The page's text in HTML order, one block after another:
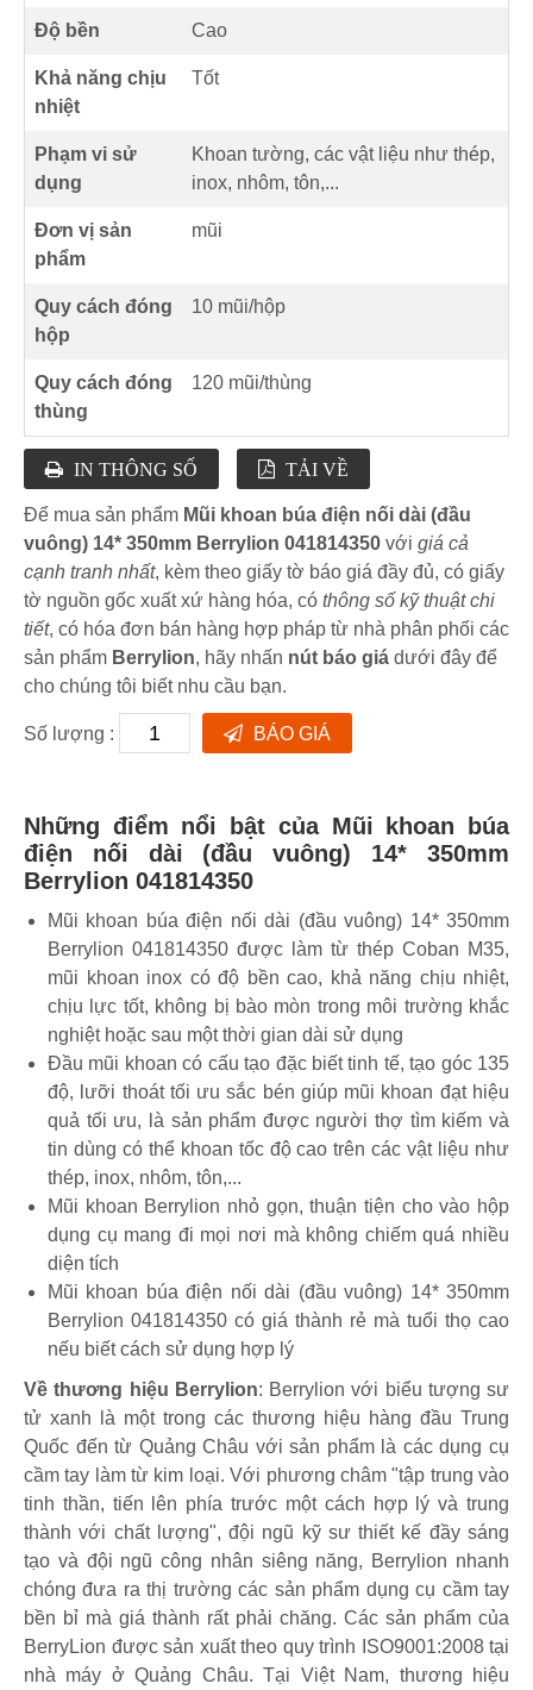
Độ bền Cao
Khả năng chịu
nhiệt
Tốt
Phạm vi sử
dụng
Khoan tường, các vật liệu như thép,
inox, nhôm, tôn,...
Đơn vị sản
phẩm
mũi
Quy cách đóng
hộp
10 mũi/hộp
Quy cách đóng
thùng
120 mũi/thùng
IN THÔNG SỐ TẢI VỀ
Để mua sản phẩm Mũi khoan búa điện nối dài (đầu
vuông) 14* 350mm Berrylion 041814350 với giá cả
cạnh tranh nhất, kèm theo giấy tờ báo giá đầy đủ, có giấy
tờ nguồn gốc xuất xứ hàng hóa, có thông số kỹ thuật chi
tiết, có hóa đơn bán hàng hợp pháp từ nhà phân phối các
sản phẩm Berrylion, hãy nhấn nút báo giá dưới đây để
cho chúng tôi biết nhu cầu bạn.
Số lượng : BÁO GIÁ
Những điểm nổi bật của Mũi khoan búa
điện nối dài (đầu vuông) 14* 350mm
Berrylion 041814350
Mũi khoan búa điện nối dài (đầu vuông) 14* 350mm
Berrylion 041814350 được làm từ thép Coban M35,
mũi khoan inox có độ bền cao, khả năng chịu nhiệt,
chịu lực tốt, không bị bào mòn trong môi trường khắc
nghiệt hoặc sau một thời gian dài sử dụng
Đầu mũi khoan có cấu tạo đặc biết tinh tế, tạo góc 135
độ, lưỡi thoát tối ưu sắc bén giúp mũi khoan đạt hiệu
quả tối ưu, là sản phẩm được người thợ tìm kiếm và
tin dùng có thể khoan tốc độ cao trên các vật liệu như
thép, inox, nhôm, tôn,...
Mũi khoan Berrylion nhỏ gọn, thuận tiện cho vào hộp
dụng cụ mang đi mọi nơi mà không chiếm quá nhiều
diện tích
Mũi khoan búa điện nối dài (đầu vuông) 14* 350mm
Berrylion 041814350 có giá thành rẻ mà tuổi thọ cao
nếu biết cách sử dụng hợp lý
Về thương hiệu Berrylion: Berrylion với biểu tượng sư
tử xanh là một trong các thương hiệu hàng đầu Trung
Quốc đến từ Quảng Châu với sản phẩm là các dụng cụ
cầm tay làm từ kim loại. Với phương châm "tập trung vào
tinh thần, tiến lên phía trước một cách hợp lý và trung
thành với chất lượng", đội ngũ kỹ sư thiết kế đầy sáng
tạo và đội ngũ công nhân siêng năng, Berrylion nhanh
chóng đưa ra thị trường các sản phẩm dụng cụ cầm tay
bền bỉ mà giá thành rất phải chăng. Các sản phẩm của
BerryLion được sản xuất theo quy trình ISO9001:2008 tại
nhà máy ở Quảng Châu. Tại Việt Nam, thương hiệu